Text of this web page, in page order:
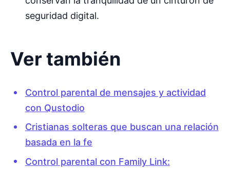
seguridad digital.
Ver también
Control parental de mensajes y actividad
con Qustodio
Cristianas solteras que buscan una relación
basada en la fe
Control parental con Family Link: